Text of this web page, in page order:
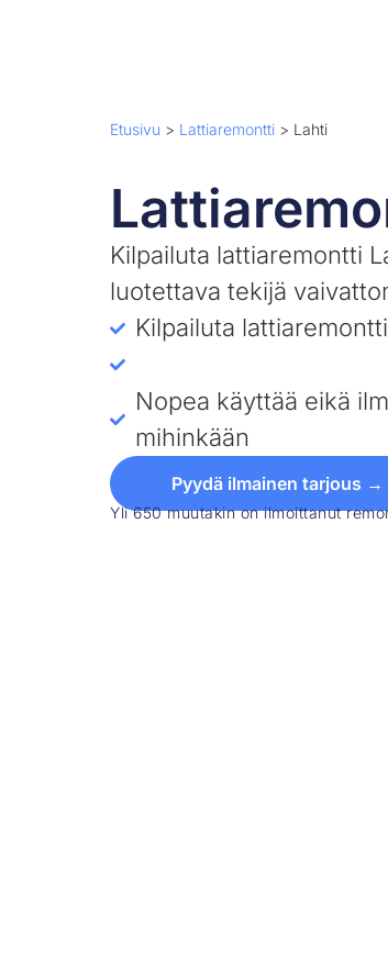
Etusivu > Lattiaremontti > Lahti
Kilpailuta lattiaremontti
luotettava tekijä
Kilpailuta
Nopea käyttää eikä
mihinkään
Pyydä ilmainen tarjous →
Yli 650 muutakin on ilmoittanut